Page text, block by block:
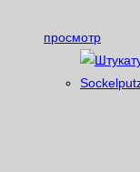
просмотр